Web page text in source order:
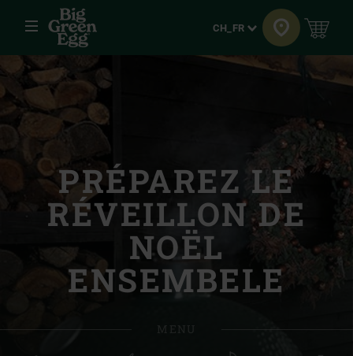
Menu Langue
CH_FR
PRÉPAREZ LE
RÉVEILLON DE
NOËL
ENSEMBELE
MENU